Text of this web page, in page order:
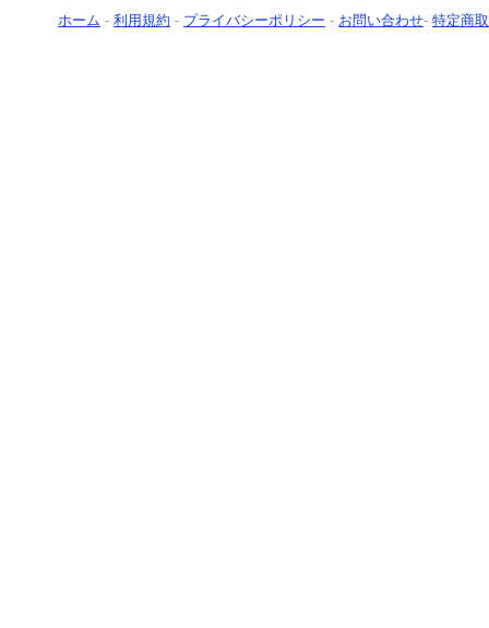
ホーム - 利用規約 - プライバシーポリシー - お問い合わせ- 特定商